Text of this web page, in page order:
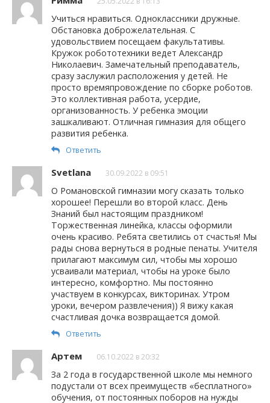
Учиться нравиться. Одноклассники дружные.
Обстановка доброжелательная. С
удовольствием посещаем факультативы.
Кружок робототехники ведет Александр
Николаевич. Замечательный преподаватель,
сразу заслужил расположения у детей. Не
просто времяпровождение по сборке роботов.
Это коллективная работа, усердие,
организованность. У ребенка эмоции
зашкаливают. Отличная гимназия для общего
развития ребенка.
Ответить
Svetlana 30.09.2022 в 09:51
О Романовской гимназии могу сказать только
хорошее! Перешли во второй класс. День
Знаний был настоящим праздником!
Торжественная линейка, классы оформили
очень красиво. Ребята светились от счастья! Мы
рады снова вернуться в родные пенаты. Учителя
прилагают максимум сил, чтобы мы хорошо
усваивали материал, чтобы на уроке было
интересно, комфортно. Мы постоянно
участвуем в конкурсах, викторинах. Утром
уроки, вечером развлечения)) Я вижу какая
счастливая дочка возвращается домой.
Ответить
Артем 06.10.2022 в 20:32
За 2 года в государственной школе мы немного
подустали от всех преимуществ «бесплатного»
обучения, от постоянных поборов на нужды